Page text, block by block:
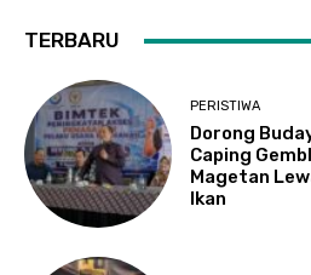
TERBARU
PERISTIWA
Dorong
Caping
Magetan
Ikan